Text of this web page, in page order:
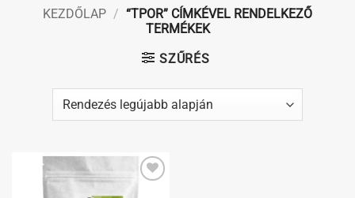
KEZDŐLAP / “TPOR” CÍMKÉVEL RENDELKEZŐ
TERMÉKEK
SZŰRÉS
Kedvenceimhez